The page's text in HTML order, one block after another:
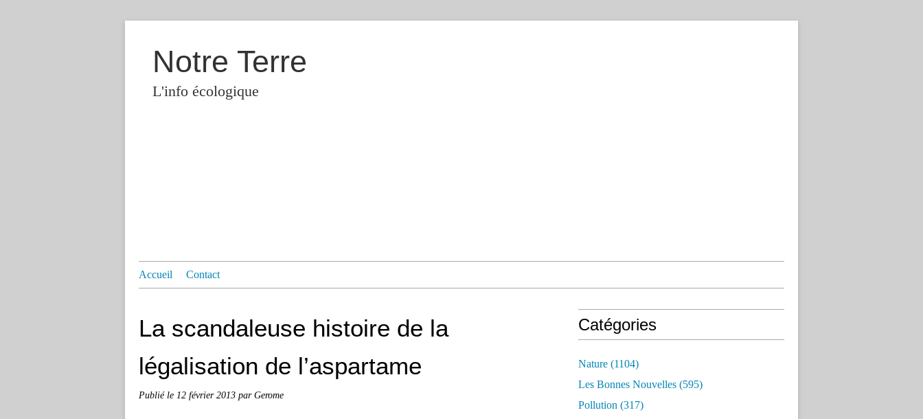
Notre Terre
L'info écologique
Accueil Contact
La scandaleuse histoire de la
légalisation de l’aspartame
Publié le 12 février 2013 par Gerome
Catégories
Nature (1104)
Les Bonnes Nouvelles (595)
Pollution (317)